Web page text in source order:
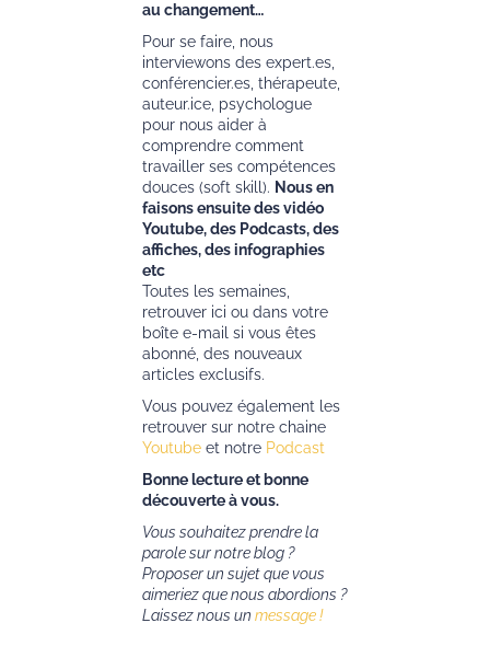
au changement…
Pour se faire, nous
interviewons des expert.es,
conférencier.es, thérapeute,
auteur.ice, psychologue
pour nous aider à
comprendre comment
travailler ses compétences
douces (soft skill). Nous en
faisons ensuite des vidéo
Youtube, des Podcasts, des
affiches, des infographies
etc
Toutes les semaines,
retrouver ici ou dans votre
boîte e-mail si vous êtes
abonné, des nouveaux
articles exclusifs.
Vous pouvez également les
retrouver sur notre chaine
Youtube et notre Podcast
Bonne lecture et bonne
découverte à vous.
Vous souhaitez prendre la
parole sur notre blog ?
Proposer un sujet que vous
aimeriez que nous abordions ?
Laissez nous un message !